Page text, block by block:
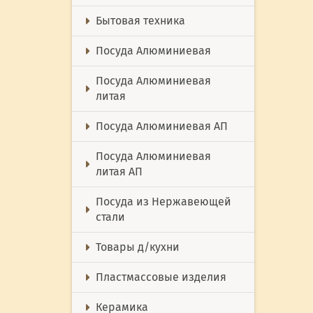
Бытовая техника
Посуда Алюминиевая
Посуда Алюминиевая
литая
Посуда Алюминиевая АП
Посуда Алюминиевая
литая АП
Посуда из Нержавеющей
стали
Товары д/кухни
Пластмассовые изделия
Керамика